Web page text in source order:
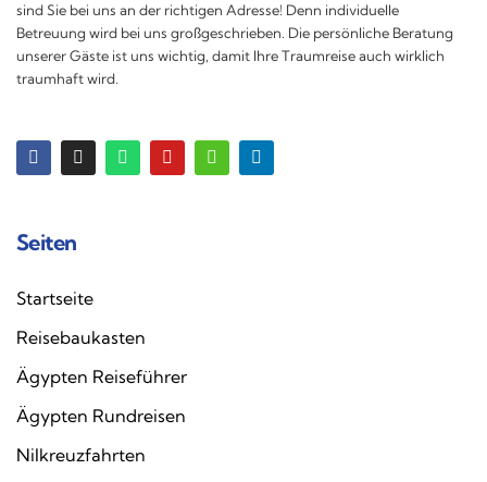
sind Sie bei uns an der richtigen Adresse! Denn individuelle
Betreuung wird bei uns großgeschrieben. Die persönliche Beratung
unserer Gäste ist uns wichtig, damit Ihre Traumreise auch wirklich
traumhaft wird.
Seiten
Startseite
Reisebaukasten
Ägypten Reiseführer
Ägypten Rundreisen
Nilkreuzfahrten